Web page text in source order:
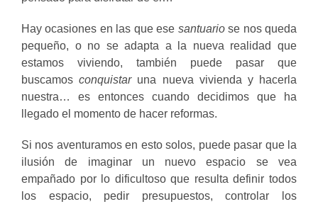
Hay ocasiones en las que ese santuariose nos queda
pequeño, o no se adapta a la nueva realidad que
estamos viviendo, también puede pasar que
buscamosconquistaruna nueva vivienda y hacerla
nuestra… es entonces cuando decidimos que ha
llegado el momento de hacer reformas.
Si nos aventuramos en esto solos, puede pasar que la
ilusión de imaginar un nuevo espacio se vea
empañado por lo dificultoso que resulta definir todos
los espacio, pedir presupuestos, controlar los